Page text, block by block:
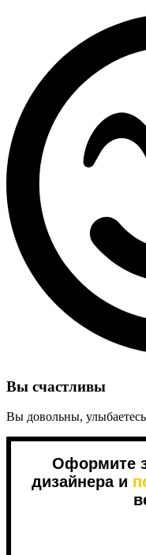
Вы счастливы
Вы довольны,
Оформите
дизайнера и